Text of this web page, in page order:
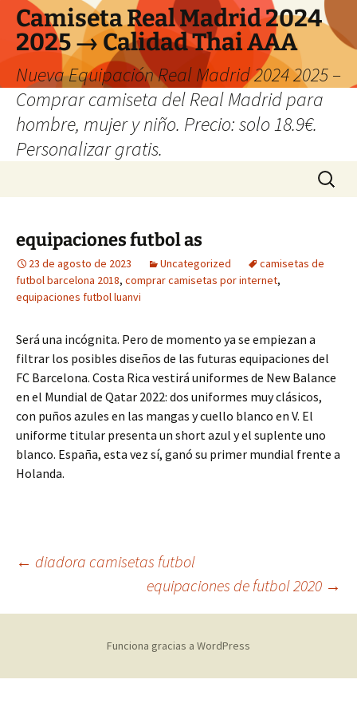
Camiseta Real Madrid 2024
2025 → Calidad Thai AAA
Nueva Equipación Real Madrid 2024 2025 –
Comprar camiseta del Real Madrid para
hombre, mujer y niño. Precio: solo 18.9€.
Personalizar gratis.
Buscar:
equipaciones futbol as
23 de agosto de 2023 Uncategorized
camisetas de
futbol barcelona 2018, comprar camisetas por internet,
equipaciones futbol luanvi
Será una incógnita. Pero de momento ya se empiezan a
filtrar los posibles diseños de las futuras equipaciones del
FC Barcelona. Costa Rica vestirá uniformes de New Balance
en el Mundial de Qatar 2022: dos uniformes muy clásicos,
con puños azules en las mangas y cuello blanco en V. El
uniforme titular presenta un short azul y el suplente uno
blanco. España, esta vez sí, ganó su primer mundial frente a
Holanda.
Navegación
de
entradas
← diadora camisetas futbol
equipaciones de futbol 2020 →
Funciona gracias a WordPress